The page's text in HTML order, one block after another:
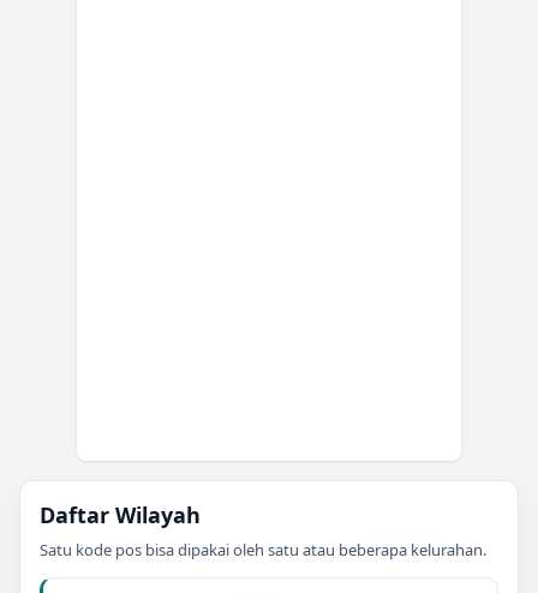
Daftar Wilayah
Satu kode pos bisa dipakai oleh satu atau beberapa kelurahan.